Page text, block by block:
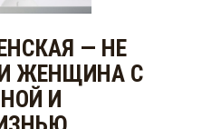
— НЕ
ЖЕНЩИНА С
И